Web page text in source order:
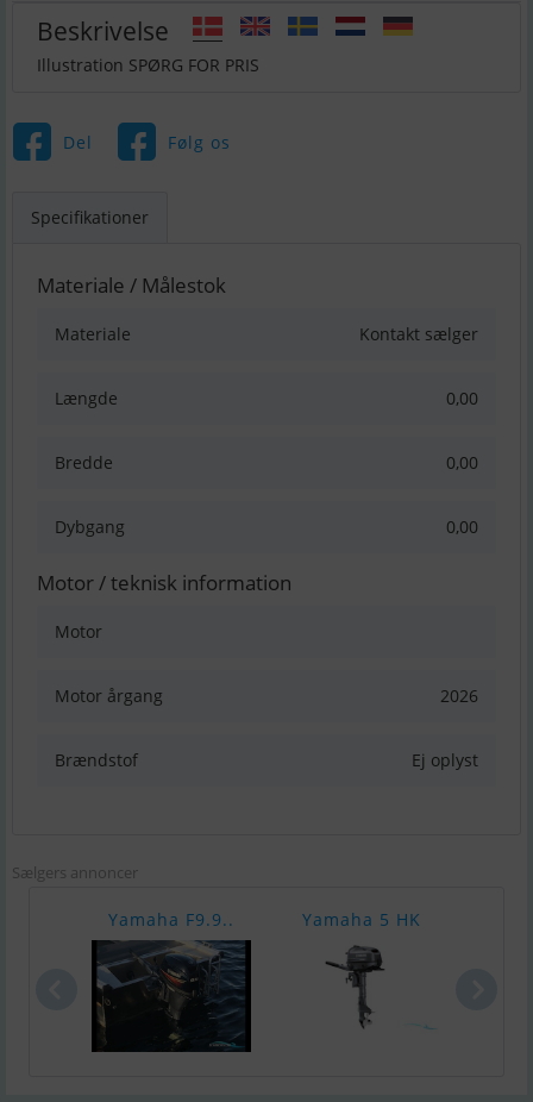
Beskrivelse
Illustration SPØRG FOR PRIS
Del Følg os
Specifikationer
Materiale / Målestok
Materiale Kontakt sælger
Længde 0,00
Bredde 0,00
Dybgang 0,00
Motor / teknisk information
Motor
Motor årgang 2026
Brændstof Ej oplyst
Sælgers annoncer
Yamaha F9.9.. Yamaha 5 HK